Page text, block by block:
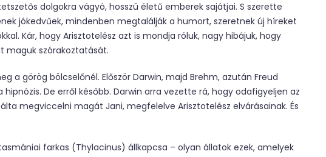
dolgokra vágyó, hosszú életű emberek sajátjai. S szerette
jókedvűek, mindenben megtalálják a humort, szeretnek új híreket
Kár, hogy Arisztotelész azt is mondja róluk, nagy hibájuk, hogy
maguk szórakoztatását.
a görög bölcselőnél. Először Darwin, majd Brehm, azután Freud
De erről később. Darwin arra vezette rá, hogy odafigyeljen az
megviccelni magát Jani, megfelelve Arisztotelész elvárásainak. És
farkas (Thylacinus) állkapcsa – olyan állatok ezek, amelyek